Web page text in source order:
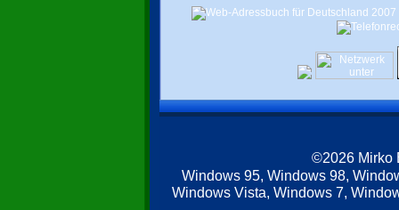
©2026 Mirko
Windows 95, Windows 98,
Windows Vista, Windows 7,